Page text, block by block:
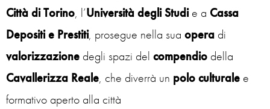
Città di Torino, l’Università degli Studie a Cassa
Depositi e Prestiti, prosegue nella sua opera di
valorizzazione degli spazi del compendio della
Cavallerizza Reale, che diverrà un polo culturale e
formativo aperto alla città